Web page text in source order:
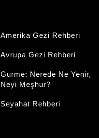
Amerika Gezi Rehberi
Avrupa Gezi Rehberi
Gurme: Nerede Ne Yenir,
Neyi Meşhur?
Seyahat Rehberi